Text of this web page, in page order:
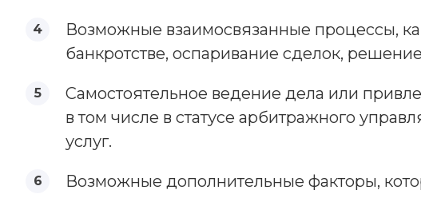
Возможные взаимосвязанные процессы,
банкротстве, оспаривание сделок,
Самостоятельное ведение дела или
в том числе в статусе арбитражного
услуг.
Возможные дополнительные факторы,